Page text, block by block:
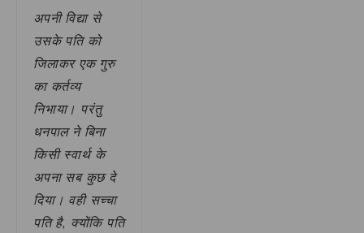
अपनी विद्या से
उसके पति को
जिलाकर एक गुरु
का कर्तव्य
निभाया। परंतु
धनपाल ने बिना
किसी स्वार्थ के
अपना सब कुछ दे
दिया। वही सच्चा
पति है, क्योंकि पति